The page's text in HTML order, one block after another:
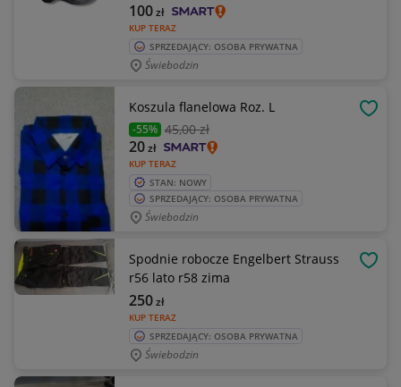
KUP TERAZ
100zł
SPRZEDAJĄCY: OSOBA PRYWATNA
Świebodzin
Koszula flanelowa Roz. L
-55% 45,00 zł
KUP TERAZ
20zł
STAN: NOWY
SPRZEDAJĄCY: OSOBA PRYWATNA
Świebodzin
Spodnie robocze Engelbert Strauss
r56 lato r58 zima
KUP TERAZ
250zł
SPRZEDAJĄCY: OSOBA PRYWATNA
Świebodzin